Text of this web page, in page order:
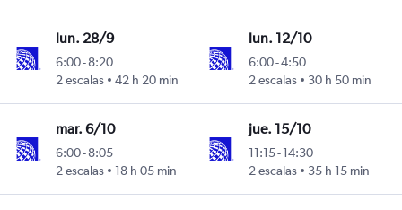
lun. 28/9
6:00-8:20
2 escalas
42 h 20 min
lun. 12/10
6:00-4:50
2 escalas
30 h 50 min
mar. 6/10
6:00-8:05
2 escalas
18 h 05 min
jue. 15/10
11:15-14:30
2 escalas
35 h 15 min